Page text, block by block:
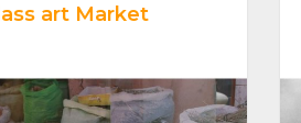
art Market